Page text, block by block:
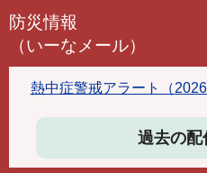
こ
防災情報
（いーなメール）
熱中症警戒アラート（
過去の配